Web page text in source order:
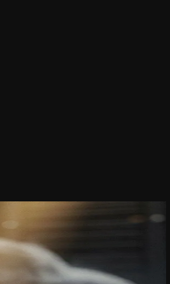
cloudback-up en sector-specifieke